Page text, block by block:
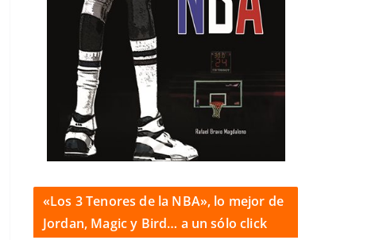
«Los 3 Tenores de la NBA», lo mejor de
Jordan, Magic y Bird… a un sólo click